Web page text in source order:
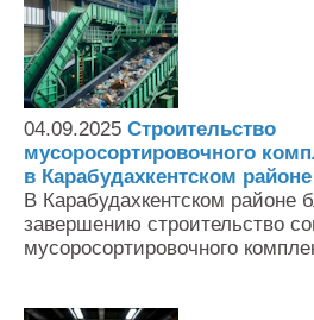
04.09.2025 Строительство
мусоросортировочного
в Карабудахкентском районе
В Карабудахкентском районе
завершению строительство
мусоросортировочного